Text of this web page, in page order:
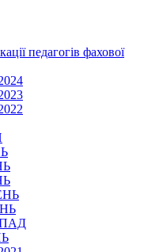
педагогів фахової